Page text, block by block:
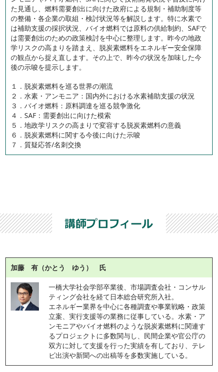
た見通し、燃料需要創出に向けた政府による規制・補助制度等
の整備・各企業の取組・検討状況等を解説します。特に水素で
は補助支援の採択状況、バイオ燃料では原料の供給制約、SAFで
は需要創出のための政策検討を中心に整理します。昨今の地政
学リスクの高まりを踏まえ、脱炭素燃料をエネルギー安全保障
の観点から捉え直します。その上で、昨今の状況を加味した今
後の示唆を提示します。
１．脱炭素燃料を巡る世界の潮流
２．水素・アンモニア：国内外における水素補助支援の状況
３．バイオ燃料：原料調達を巡る競争激化
４．SAF：需要創出に向けた模索
５．地政学リスクの高まりで変容する脱炭素燃料の意義
６．脱炭素燃料に関する今後に向けた示唆
７．質疑応答/名刺交換
加藤 有（かとう ゆう） 氏
一橋大学社会学部卒業後、市場調査会社・コンサル
ティング会社を経て日本総合研究所入社。
エネルギー業界を中心に各種調査や事業戦略・政策
立案、実行支援等の業務に従事している。水素・ア
ンモニアやバイオ燃料のような脱炭素燃料に関連す
るプロジェクトに多数関与し、民間企業や官公庁の
双方に対して支援を行った実績を有しており、テレ
ビ出演や新聞への出稿等を多数実施している。